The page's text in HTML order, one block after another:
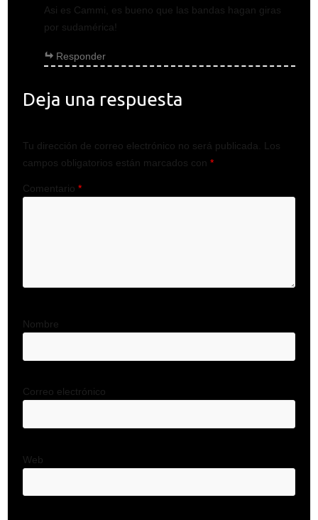
Asi es Cammi, es bueno que las bandas hagan giras
por sudamérica!
Responder
Deja una respuesta
Tu dirección de correo electrónico no será publicada.
Los
campos obligatorios están marcados con *
Comentario *
Nombre
Correo electrónico
Web